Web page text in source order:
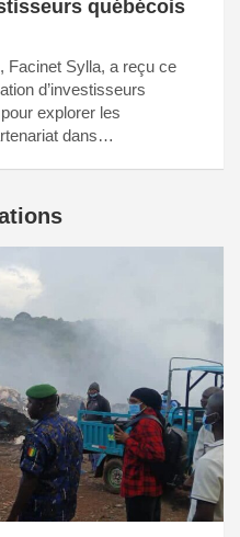
québécois
Facinet Sylla, a reçu ce
d’investisseurs
explorer les
dans…